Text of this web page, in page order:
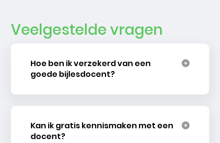
Veelgestelde vragen
Hoe ben ik verzekerd van een
goede bijlesdocent?
Kan ik gratis kennismaken met een
docent?